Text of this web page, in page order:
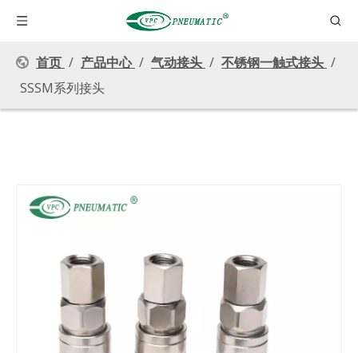
首页 / 产品中心 / 气动接头 / 不锈钢一触式接头 /
SSSM系列接头